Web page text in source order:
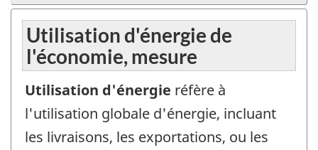
Utilisation d'énergie de
l'économie, mesure
Utilisation d'énergie réfère à
l'utilisation globale d'énergie, incluant
les livraisons, les exportations, ou les